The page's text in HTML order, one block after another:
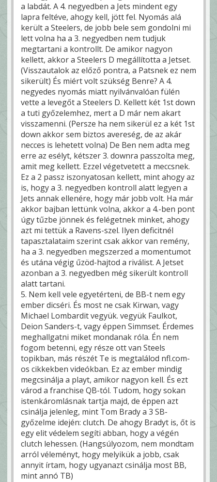
a labdát. A 4. negyedben a Jets mindent egy
lapra feltéve, ahogy kell, jött fel. Nyomás alá
került a Steelers, de jobb bele sem gondolni mi
lett volna ha a 3. negyedben nem tudjuk
megtartani a kontrollt. De amikor nagyon
kellett, akkor a Steelers D megállította a Jetset.
(Visszautalok az előző pontra, a Patsnek ez nem
sikerült) És miért volt szükség Benre? A 4.
negyedes nyomás miatt nyilvánvalóan fülén
vette a levegőt a Steelers D. Kellett két 1st down
a tuti győzelemhez, mert a D már nem akart
visszamenni. (Persze ha nem sikerül ez a két 1st
down akkor sem biztos avereség, de az akár
necces is lehetett volna) De Ben nem adta meg
erre az esélyt, kétszer 3. downra passzolta meg,
amit meg kellett. Ezzel végetvetett a meccsnek.
Ez a 2 passz iszonyatosan kellett, mint ahogy az
is, hogy a 3. negyedben kontroll alatt legyen a
Jets annak ellenére, hogy már jobb volt. Ha már
akkor bajban lettünk volna, akkor a 4.-ben pont
úgy tűzbe jönnek és felégetnek minket, ahogy
azt mi tettük a Ravens-szel. Ilyen deficitnél
tapasztalataim szerint csak akkor van remény,
ha a 3. negyedben megszerzed a momentumot
és utána végig űzöd-hajtod a riválist. A Jetset
azonban a 3. negyedben még sikerült kontroll
alatt tartani.
5. Nem kell vele egyetérteni, de BB-t nem egy
ember dicséri. És most ne csak Kirwan, vagy
Michael Lombardit vegyük. vegyük Faulkot,
Deion Sanders-t, vagy éppen Simmset. Érdemes
meghallgatni miket mondanak róla. Én nem
fogom betenni, egy része ott van Steels
topikban, más részét Te is megtalálod nfl.com-
os cikkekben videókban. Ez az ember mindig
megcsinálja a playt, amikor nagyon kell. És ezt
várod a franchise QB-tól. Tudom, hogy sokan
istenkáromlásnak tartja majd, de éppen azt
csinálja jelenleg, mint Tom Brady a 3 SB-
győzelme idején: clutch. De ahogy Bradyt is, őt is
egy elit védelem segíti abban, hogy a végén
clutch lehessen. (Hangsúlyozom, nem mondtam
arról véleményt, hogy melyikük a jobb, csak
annyit írtam, hogy ugyanazt csinálja most BB,
mint annó TB)